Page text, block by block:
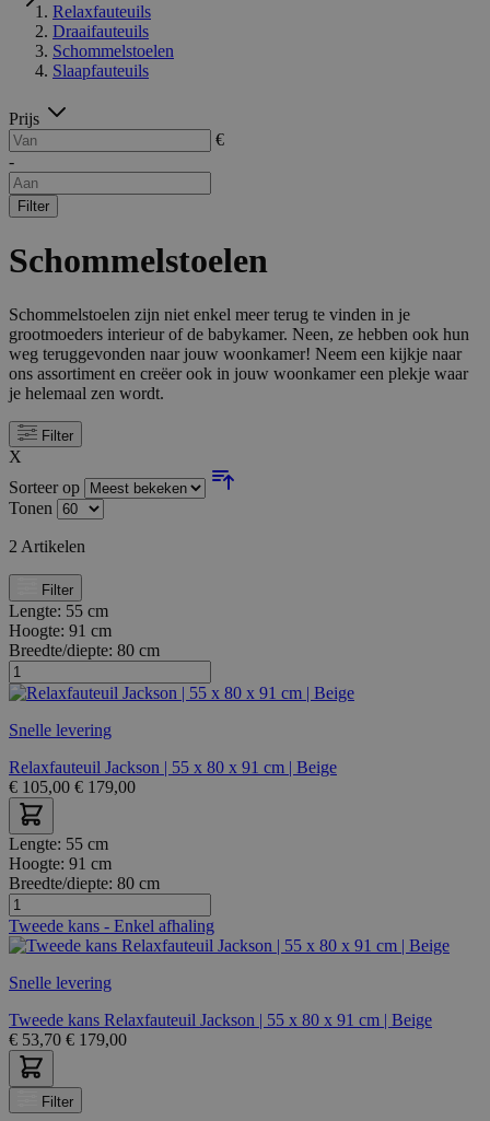
Relaxfauteuils
Draaifauteuils
Schommelstoelen
Slaapfauteuils
Prijs
€
-
Filter
Schommelstoelen
Schommelstoelen zijn niet enkel meer terug te vinden in je
grootmoeders interieur of de babykamer. Neen, ze hebben ook hun
weg teruggevonden naar jouw woonkamer! Neem een kijkje naar
ons assortiment en creëer ook in jouw woonkamer een plekje waar
je helemaal zen wordt.
Filter
X
Sorteer op
Tonen
2 Artikelen
Filter
Lengte: 55 cm
Hoogte: 91 cm
Breedte/diepte: 80 cm
Snelle levering
Relaxfauteuil Jackson | 55 x 80 x 91 cm | Beige
€ 105,00 € 179,00
Lengte: 55 cm
Hoogte: 91 cm
Breedte/diepte: 80 cm
Tweede kans - Enkel afhaling
Snelle levering
Tweede kans Relaxfauteuil Jackson | 55 x 80 x 91 cm | Beige
€ 53,70 € 179,00
Filter